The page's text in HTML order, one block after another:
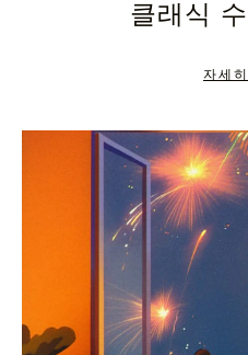
TO
UNMUTE
클래식
자세